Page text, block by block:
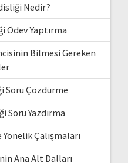
Nedir?
Ödev Yaptırma
Bilmesi Gereken
Soru Çözdürme
Soru Yazdırma
Çalışmaları
Ana Alt Dalları